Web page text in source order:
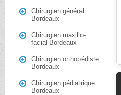
Chirurgien général
Bordeaux
Chirurgien maxillo-
facial Bordeaux
Chirurgien orthopédiste
Bordeaux
Chirurgien pédiatrique
Bordeaux